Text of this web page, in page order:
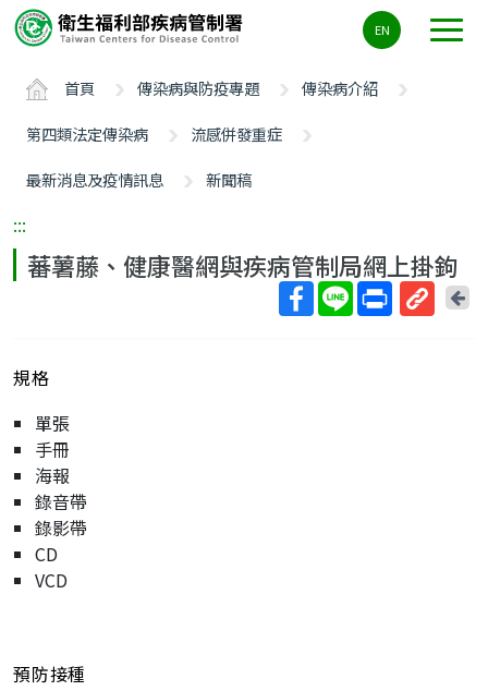
要
ALT+C
EN
首頁 傳染病與防疫專題
傳染病介紹
第四類法定傳染病
流感併發重症
最新消息及疫情訊息
新聞稿
:::
蕃薯藤、健康醫網與疾病管制局網上掛鉤
回
規格
單張
手冊
海報
錄音帶
錄影帶
CD
VCD
預防接種